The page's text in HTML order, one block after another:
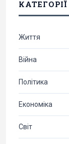
КАТЕГОРІЇ
Життя
Війна
Політика
Економіка
Світ